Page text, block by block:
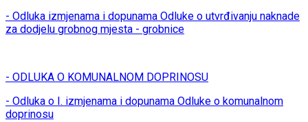
- Odluka izmjenama i dopunama Odluke o utvrđivanju naknade
za dodjelu grobnog mjesta - grobnice
- ODLUKA O KOMUNALNOM DOPRINOSU
- Odluka o I. izmjenama i dopunama Odluke o komunalnom
doprinosu